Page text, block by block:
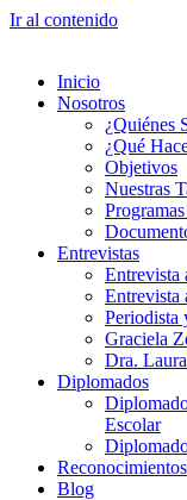
Ir al contenido
Inicio
Nosotros
¿Quiénes
¿Qué
Objetivos
Nuestras
Entrevistas
Entrevista
Entrevista
Periodista
Graciela
Dra.
Diplomados
Escolar
Reconocimientos
Blog